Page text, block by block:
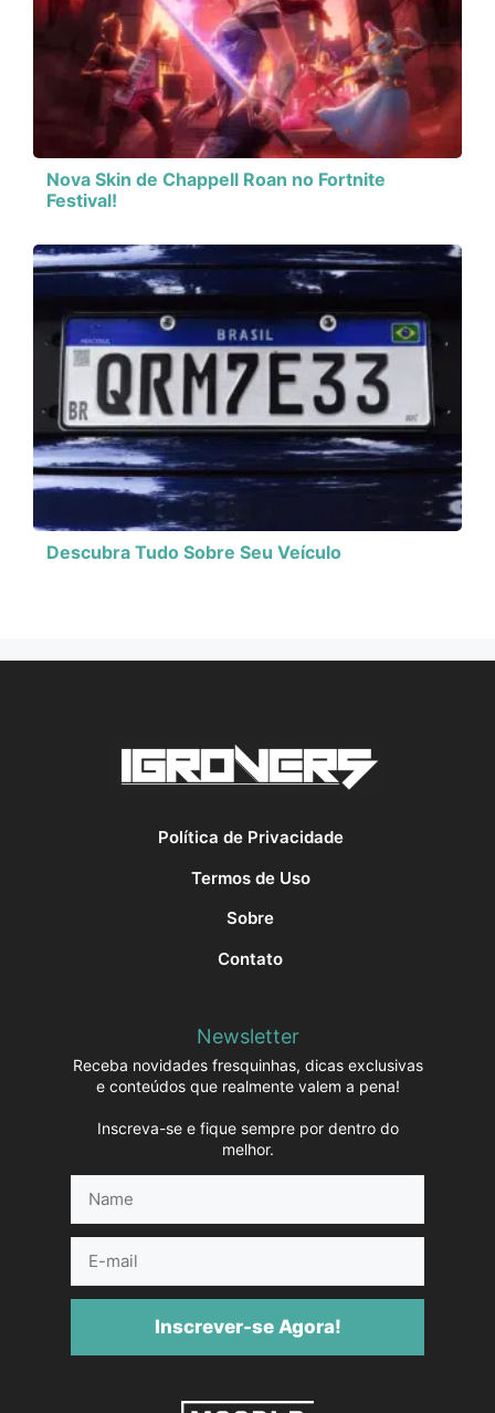
Nova Skin de Chappell Roan no Fortnite
Festival!
Descubra Tudo Sobre Seu Veículo
Política de Privacidade
Termos de Uso
Sobre
Contato
Newsletter
Receba novidades fresquinhas, dicas exclusivas
e conteúdos que realmente valem a pena!
Inscreva-se e fique sempre por dentro do
melhor.
mail
Inscrever-se Agora!